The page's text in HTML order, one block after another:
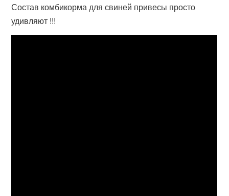
Состав комбикорма для свиней привесы просто
удивляют !!!